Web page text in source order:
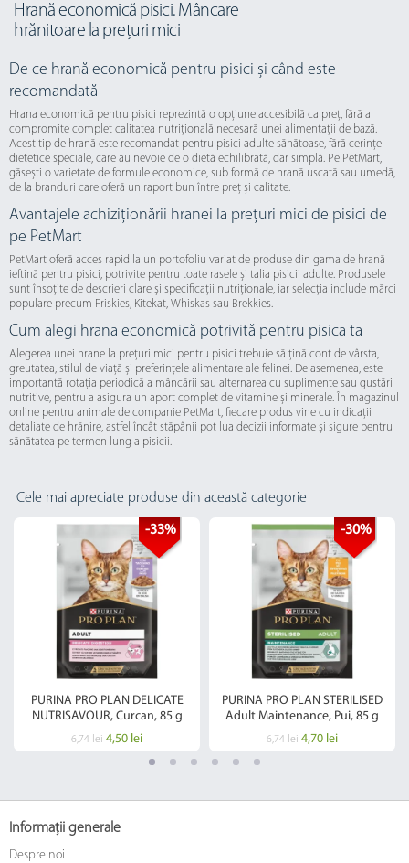
Hrană economică pisici. Mâncare
hrănitoare la prețuri mici
De ce hrană economică pentru pisici și când este
recomandată
Hrana economică pentru pisici reprezintă o opțiune accesibilă ca preț, fără a
compromite complet calitatea nutrițională necesară unei alimentații de bază.
Acest tip de hrană este recomandat pentru pisici adulte sănătoase, fără cerințe
dietetice speciale, care au nevoie de o dietă echilibrată, dar simplă. Pe PetMart,
găsești o varietate de formule economice, sub formă de hrană uscată sau umedă,
de la branduri care oferă un raport bun între preț și calitate.
Avantajele achiziționării hranei la prețuri mici de pisici de
pe PetMart
PetMart oferă acces rapid la un portofoliu variat de produse din gama de hrană
ieftină pentru pisici, potrivite pentru toate rasele și talia pisicii adulte. Produsele
sunt însoțite de descrieri clare și specificații nutriționale, iar selecția include mărci
populare precum Friskies, Kitekat, Whiskas sau Brekkies.
Cum alegi hrana economică potrivită pentru pisica ta
Alegerea unei hrane la prețuri mici pentru pisici trebuie să țină cont de vârsta,
greutatea, stilul de viață și preferințele alimentare ale felinei. De asemenea, este
importantă rotația periodică a mâncării sau alternarea cu suplimente sau gustări
nutritive, pentru a asigura un aport complet de vitamine și minerale. În magazinul
online pentru animale de companie PetMart, fiecare produs vine cu indicații
detaliate de hrănire, astfel încât stăpânii pot lua decizii informate și sigure pentru
sănătatea pe termen lung a pisicii.
Cele mai apreciate produse din această categorie
-33%
PURINA PRO PLAN DELICATE
NUTRISAVOUR, Curcan, 85 g
6,74 lei 4,50 lei
-30%
PURINA PRO PLAN STERILISED
Adult Maintenance, Pui, 85 g
6,74 lei 4,70 lei
Informații generale
Despre noi